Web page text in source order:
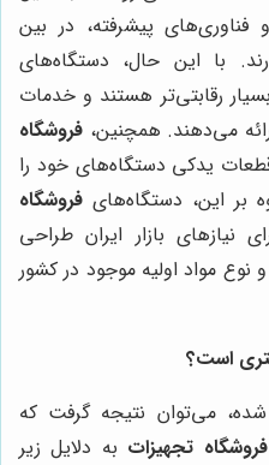
فناوری‌های پیشرفته، در بین
با این حال، دستگاه‌های
رقابتی‌تر هستند و خدمات
می‌دهند. همچنین، فروشگاه
یدکی دستگاه‌های خود را
بر این، دستگاه‌های فروشگاه
نیازهای بازار ایران طراحی
مواد اولیه موجود در کشور
است؟
می‌توان نتیجه گرفت که
فروشگاه تجهیزات به دلایل زیر